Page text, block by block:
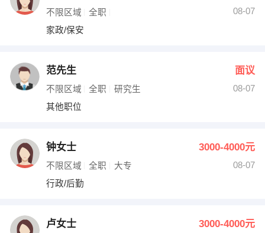
不限区域 全职
08-07
家政/保安
范先生 面议
不限区域 全职 研究生
08-07
其他职位
钟女士 3000-4000元
不限区域 全职 大专
08-07
行政/后勤
卢女士 3000-4000元